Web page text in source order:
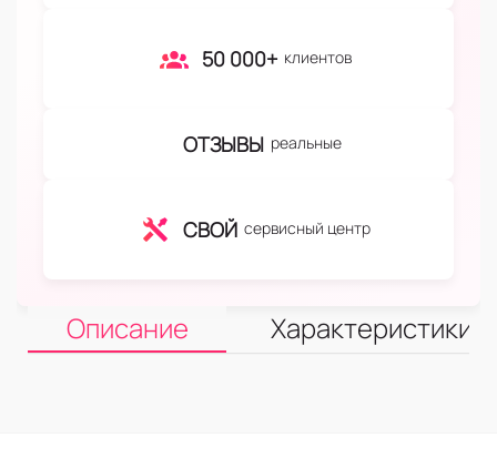
50 000+ клиентов
ОТЗЫВЫ реальные
СВОЙ сервисный центр
Описание Характеристики